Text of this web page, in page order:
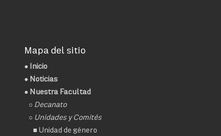
Mapa del sitio
● Inicio
● Noticias
● Nuestra Facultad
○ Decanato
○ Unidades y Comités
■ Unidad de género